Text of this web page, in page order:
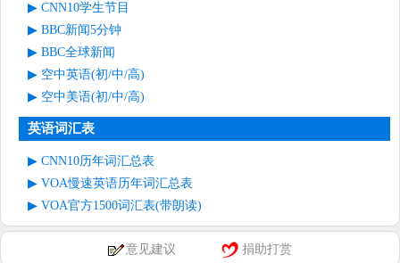
CNN10学生节目
BBC新闻5分钟
BBC全球新闻
空中英语(初/中/高)
空中美语(初/中/高)
英语词汇表
CNN10历年词汇总表
VOA慢速英语历年词汇总表
VOA官方1500词汇表(带朗读)
意见建议 捐助打赏